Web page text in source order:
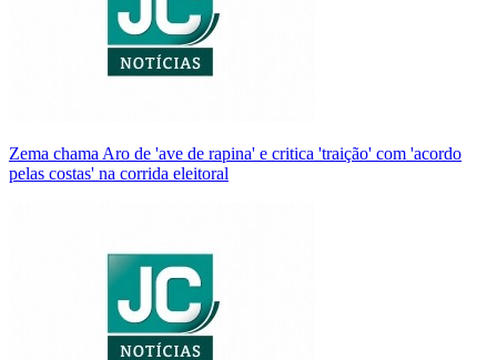
Zema chama Aro de 'ave de rapina' e critica 'traição' com 'acordo
pelas costas' na corrida eleitoral